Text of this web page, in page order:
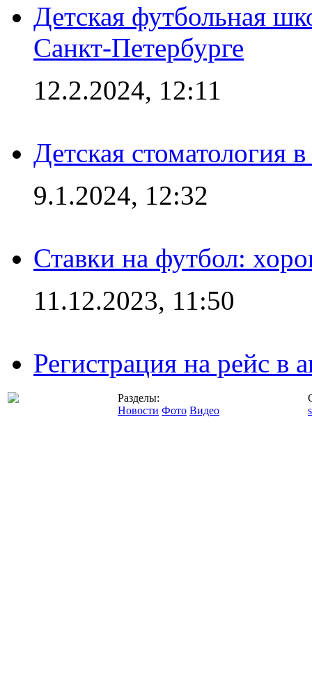
Детская футбольная
Санкт-Петербурге
12.2.2024, 12:11
Детская стоматология
9.1.2024, 12:32
Ставки на футбол:
11.12.2023, 11:50
Регистрация на рейс в
Разделы:
Новости Фото Видео